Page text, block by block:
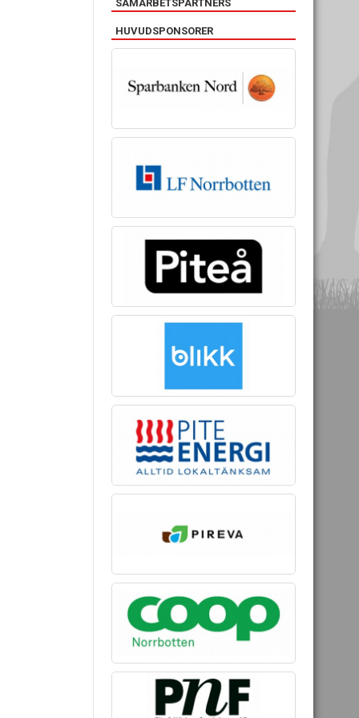
SAMARBETSPARTNERS
HUVUDSPONSORER